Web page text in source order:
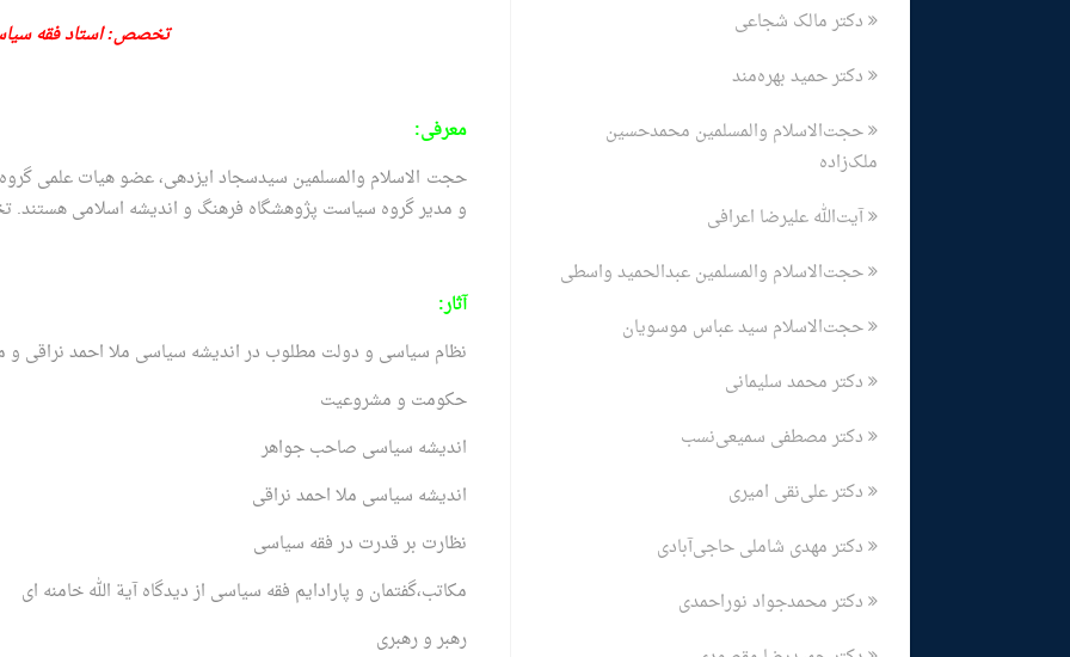
تخصص: استاد فقه
معرفی:
حجت الاسلام والمسلمین سیدسجاد ایزدهی، عضو هیات علمی
و مدیر گروه سیاست پژوهشگاه فرهنگ و اندیشه اسلامی
آثار:
نظام سیاسی و دولت مطلوب در اندیشه سیاسی ملا احمد
حکومت و مشروعیت
اندیشه سیاسی صاحب جواهر
اندیشه سیاسی ملا احمد نراقی
نظارت بر قدرت در فقه سیاسی
مکاتب،گفتمان و پارادایم فقه سیاسی از دیدگاه آیة الله خامنه ای
رهبر و رهبری
دکتر مالک شجاعی
دکتر حمید بهره‌مند
حجت‌الاسلام والمسلمین محمدحسین
ملک‌زاده
آیت‌الله علیرضا اعرافی
حجت‌الاسلام والمسلمین عبدالحمید واسطی
حجت‌الاسلام سید عباس موسویان
دکتر محمد سلیمانی
دکتر مصطفی سمیعی‌نسب
دکتر علی‌نقی امیری
دکتر مهدی شاملی حاجی‌آبادی
دکتر محمدجواد نوراحمدی